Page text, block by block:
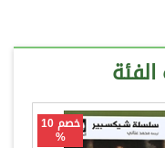
خصم 10
%